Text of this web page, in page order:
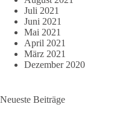
Juli 2021
Juni 2021
Mai 2021
April 2021
März 2021
Dezember 2020
Neueste Beiträge